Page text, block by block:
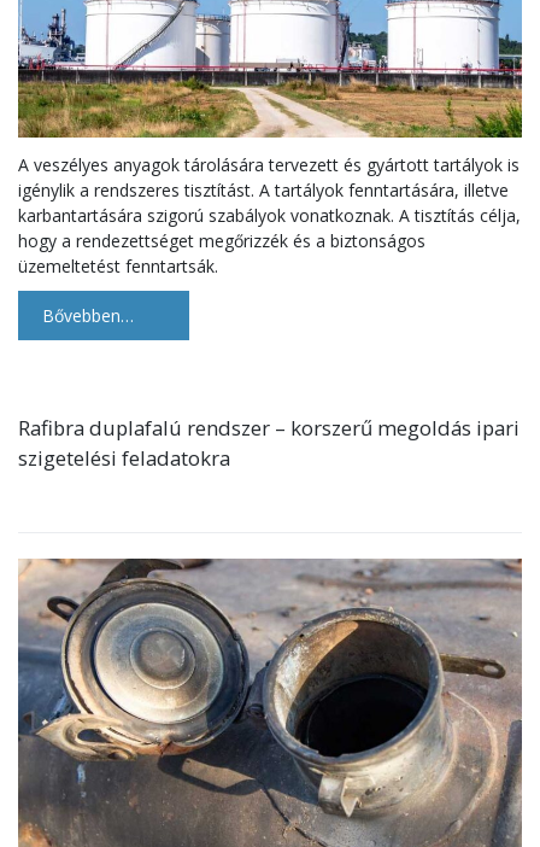
A veszélyes anyagok tárolására tervezett és gyártott tartályok is
igénylik a rendszeres tisztítást. A tartályok fenntartására, illetve
karbantartására szigorú szabályok vonatkoznak. A tisztítás célja,
hogy a rendezettséget megőrizzék és a biztonságos
üzemeltetést fenntartsák.
Bővebben…
Rafibra duplafalú rendszer – korszerű megoldás ipari
szigetelési feladatokra